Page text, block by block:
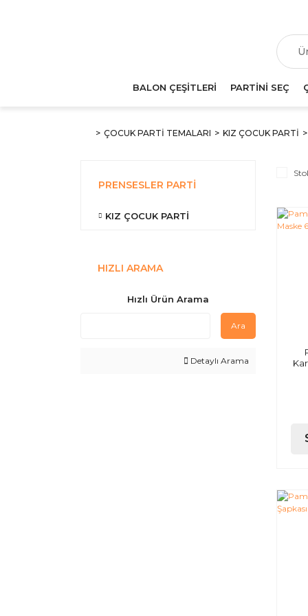
BALON ÇEŞİTLERİ PARTİNİ SEÇ
ÇOCUK PARTİ TEMALARI KIZ ÇOCUK PARTİ
PRENSESLER PARTI
KIZ ÇOCUK PARTİ
HIZLI ARAMA
Hızlı Ürün Arama
Ara
Detaylı Arama